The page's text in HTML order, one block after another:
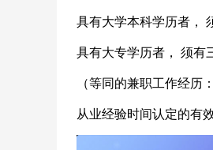
具有大学本科学历者，
具有大专学历者， 须有
（等同的兼职工作经历
从业经验时间认定的有